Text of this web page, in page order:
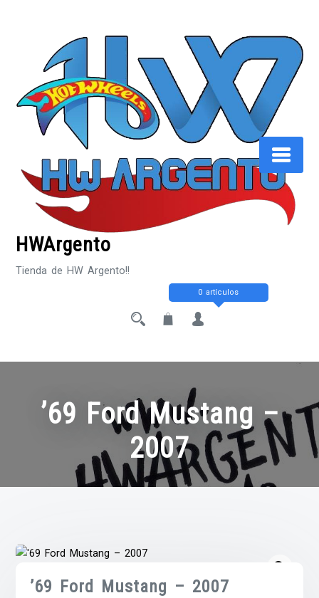
HWArgento
Tienda de HW Argento!!
0 artículos
’69 Ford Mustang –
2007
’69 Ford Mustang – 2007